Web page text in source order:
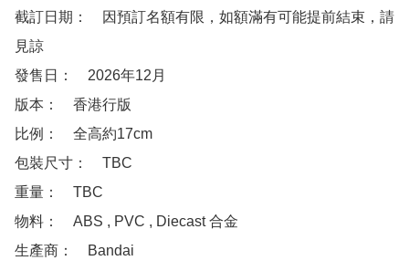
截訂日期：　因預訂名額有限，如額滿有可能提前結束，請
見諒
發售日：　2026年12月
版本：　香港行版
比例：　全高約17cm
包裝尺寸：　TBC
重量：　TBC
物料：　ABS , PVC , Diecast 合金
生產商：　Bandai